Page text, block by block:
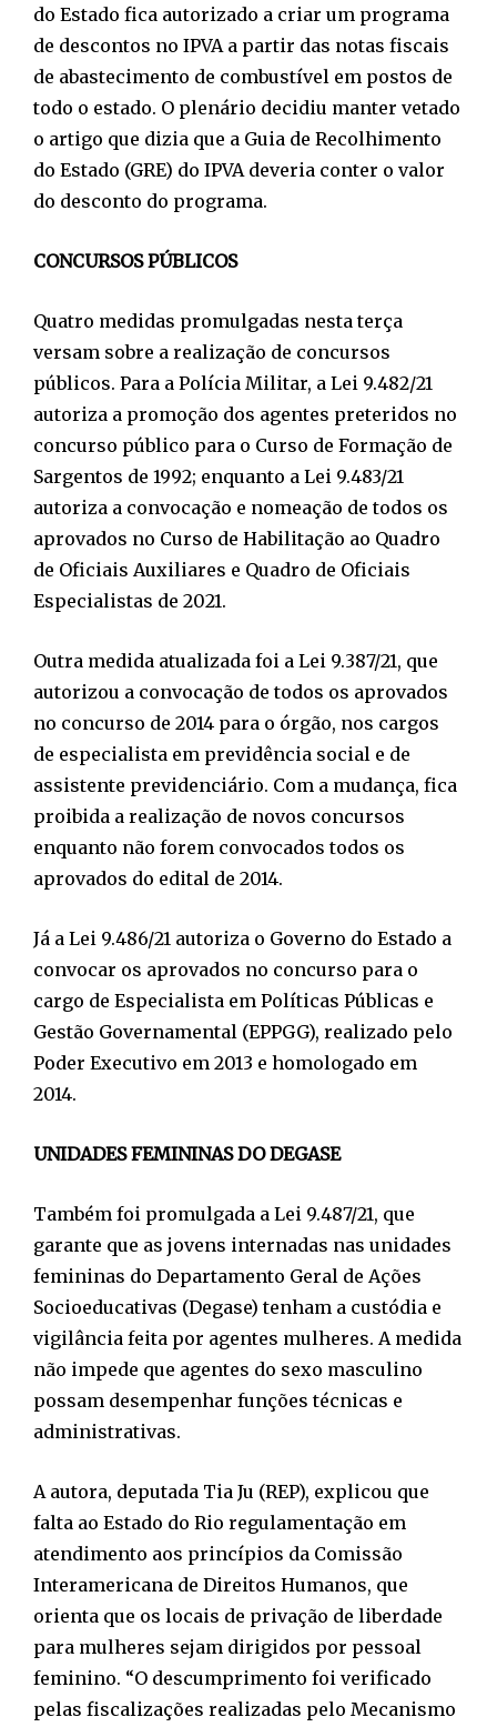
do Estado fica autorizado a criar um programa
de descontos no IPVA a partir das notas fiscais
de abastecimento de combustível em postos de
todo o estado. O plenário decidiu manter vetado
o artigo que dizia que a Guia de Recolhimento
do Estado (GRE) do IPVA deveria conter o valor
do desconto do programa.
CONCURSOS PÚBLICOS
Quatro medidas promulgadas nesta terça
versam sobre a realização de concursos
públicos. Para a Polícia Militar, a Lei 9.482/21
autoriza a promoção dos agentes preteridos no
concurso público para o Curso de Formação de
Sargentos de 1992; enquanto a Lei 9.483/21
autoriza a convocação e nomeação de todos os
aprovados no Curso de Habilitação ao Quadro
de Oficiais Auxiliares e Quadro de Oficiais
Especialistas de 2021.
Outra medida atualizada foi a Lei 9.387/21, que
autorizou a convocação de todos os aprovados
no concurso de 2014 para o órgão, nos cargos
de especialista em previdência social e de
assistente previdenciário. Com a mudança, fica
proibida a realização de novos concursos
enquanto não forem convocados todos os
aprovados do edital de 2014.
Já a Lei 9.486/21 autoriza o Governo do Estado a
convocar os aprovados no concurso para o
cargo de Especialista em Políticas Públicas e
Gestão Governamental (EPPGG), realizado pelo
Poder Executivo em 2013 e homologado em
2014.
UNIDADES FEMININAS DO DEGASE
Também foi promulgada a Lei 9.487/21, que
garante que as jovens internadas nas unidades
femininas do Departamento Geral de Ações
Socioeducativas (Degase) tenham a custódia e
vigilância feita por agentes mulheres. A medida
não impede que agentes do sexo masculino
possam desempenhar funções técnicas e
administrativas.
A autora, deputada Tia Ju (REP), explicou que
falta ao Estado do Rio regulamentação em
atendimento aos princípios da Comissão
Interamericana de Direitos Humanos, que
orienta que os locais de privação de liberdade
para mulheres sejam dirigidos por pessoal
feminino. “O descumprimento foi verificado
pelas fiscalizações realizadas pelo Mecanismo